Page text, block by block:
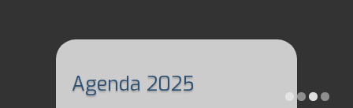
BLUE CORE
Zona Franca Cádiz
Agenda 2025